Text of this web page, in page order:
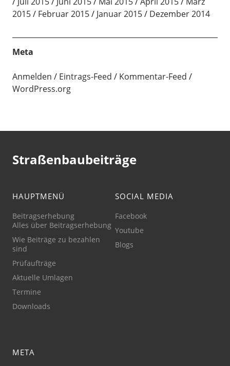
2015
Februar 2015 Januar 2015 Dezember 2014
Meta
Anmelden Eintrags-Feed
Kommentar-Feed
WordPress.org
Straßenbaubeiträge
HAUPTMENÜ
Beitragserhebung
Alles über Beitragserhebung
Wie Beiträge zu bezahlen
sind
Prüfaufträge
Aktuelle Umlagen
Termine
Downloads
SOCIAL MEDIA
Facebook
Youtube
Blogs
META